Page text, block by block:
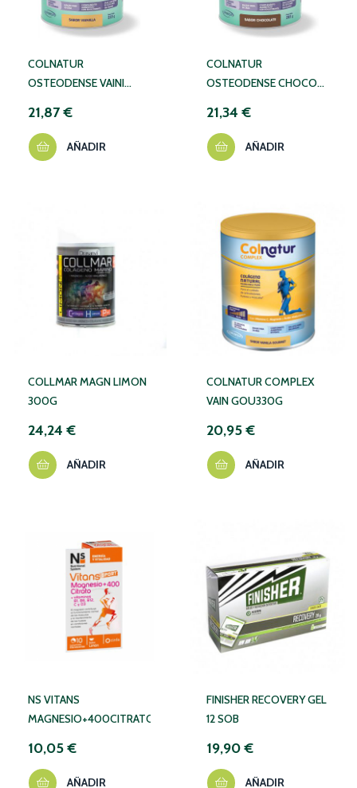
COLNATUR
OSTEODENSE VAINI
21,87 €
AÑADIR
COLNATUR
OSTEODENSE CHOCO
21,34 €
AÑADIR
COLLMAR MAGN LIMON
300G
24,24 €
AÑADIR
COLNATUR COMPLEX
VAIN GOU330G
20,95 €
AÑADIR
NS VITANS
MAGNESIO+400CITRATO
10,05 €
AÑADIR
FINISHER RECOVERY GEL
12 SOB
19,90 €
AÑADIR